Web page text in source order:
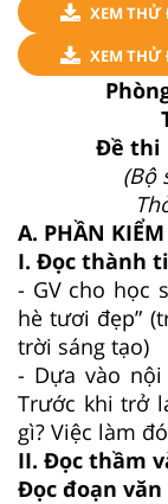
XEM THỬ
XEM THỬ
Đề thi
(Bộ
A. PHẦN
I. Đọc thành
- GV cho học
hè tươi đẹp”
trời sáng tạo)
- Dựa vào
Trước khi trở
gì? Việc làm
II. Đọc thầm
Đọc đoạn văn